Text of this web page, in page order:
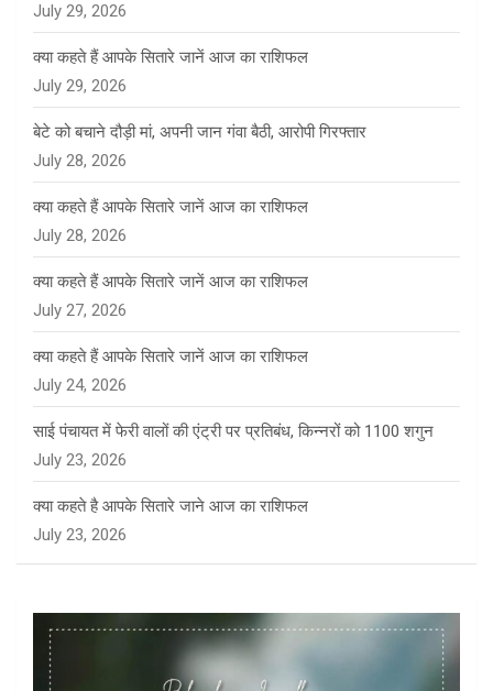
July 29, 2026
क्या कहते हैं आपके सितारे जानें आज का राशिफल
July 29, 2026
बेटे को बचाने दौड़ी मां, अपनी जान गंवा बैठी, आरोपी गिरफ्तार
July 28, 2026
क्या कहते हैं आपके सितारे जानें आज का राशिफल
July 28, 2026
क्या कहते हैं आपके सितारे जानें आज का राशिफल
July 27, 2026
क्या कहते हैं आपके सितारे जानें आज का राशिफल
July 24, 2026
साई पंचायत में फेरी वालों की एंट्री पर प्रतिबंध, किन्नरों को 1100 शगुन
July 23, 2026
क्या कहते है आपके सितारे जाने आज का राशिफल
July 23, 2026